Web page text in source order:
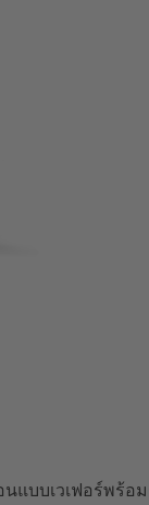
นแบบเวเฟอร์พร้อ